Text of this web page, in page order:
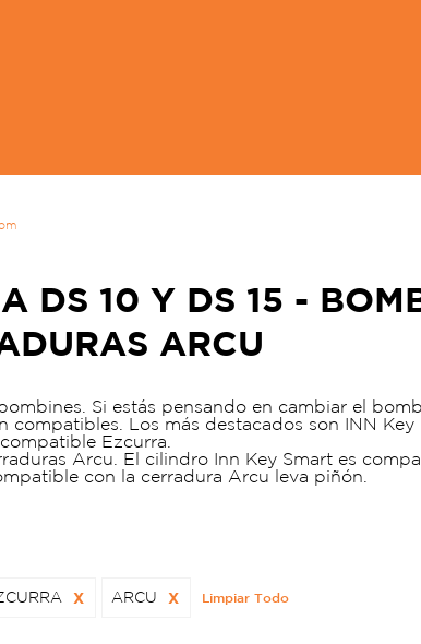
DS 10 Y DS 15 -
ARCU
Si estás pensando en cambiar el
compatibles. Los más destacados son INN Key
Ezcurra.
Arcu. El cilindro Inn Key Smart es
con la cerradura Arcu leva piñón.
X ARCU X Limpiar Todo